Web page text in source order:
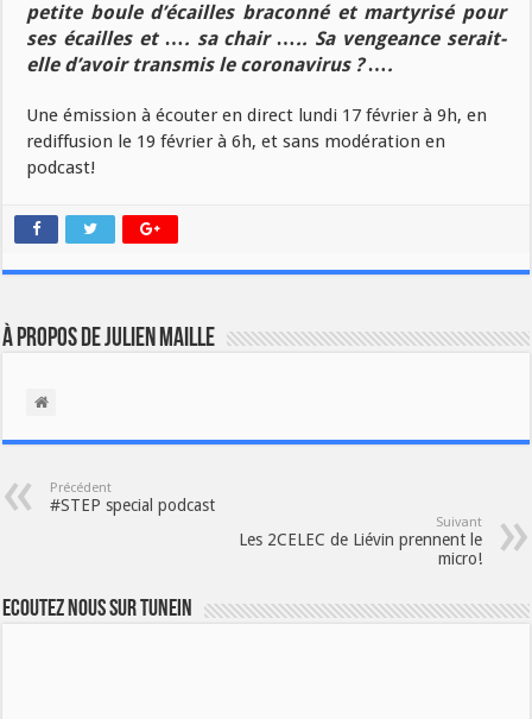
petite boule d’écailles braconné et martyrisé pour
ses écailles et …. sa chair ….. Sa vengeance serait-
elle d’avoir transmis le coronavirus ? ….
Une émission à écouter en direct lundi 17 février à 9h, en
rediffusion le 19 février à 6h, et sans modération en
podcast!
À propos de Julien Maille
Précédent
#STEP special podcast
Suivant
Les 2CELEC de Liévin prennent le
micro!
Ecoutez nous sur TuneIn